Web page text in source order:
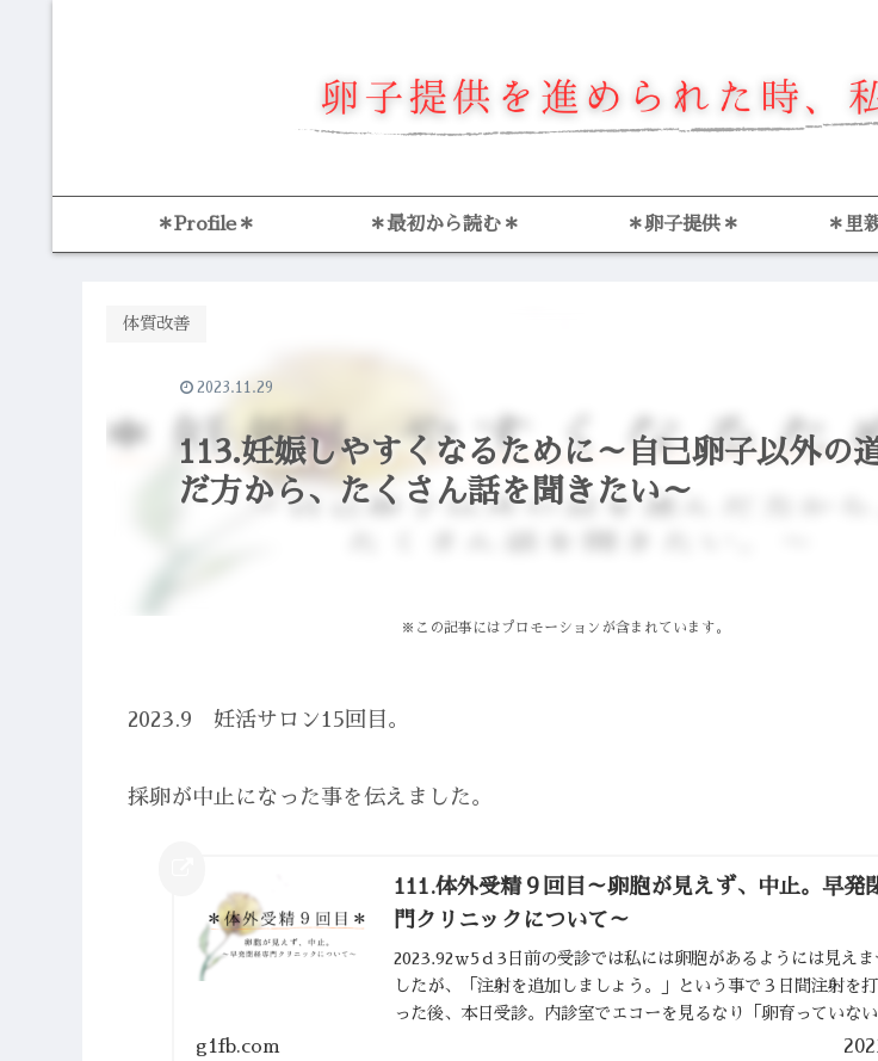
＊Profile＊ ＊最初から読む＊ ＊卵子提供＊
＊里
113.妊娠しやすくなるために～自己卵子以外の
だ方から、たくさん話を聞きたい～
体質改善
2023.11.29
※この記事にはプロモーションが含まれています。
2023.9 妊活サロン15回目。
採卵が中止になった事を伝えました。
111.体外受精９回目～卵胞が見えず、中止。早発
門クリニックについて～
2023.92ｗ5ｄ3日前の受診では私には卵胞があるようには見えま
したが、「注射を追加しましょう。」という事で３日間注射を
った後、本日受診。内診室でエコーを見るなり「卵育っていな
g1fb.com